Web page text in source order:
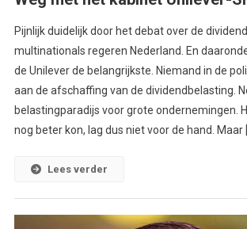
Pijnlijk duidelijk door het debat over de
multinationals regeren Nederland. En
de Unilever de belangrijkste. Niemand in de
aan de afschaffing van de dividendbelasting.
belastingparadijs voor grote ondernemingen.
nog beter kon, lag dus niet voor de hand. Maar
Lees verder